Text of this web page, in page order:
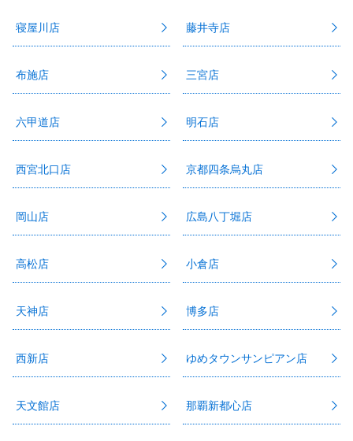
寝屋川店 藤井寺店
布施店 三宮店
六甲道店 明石店
西宮北口店 京都四条烏丸店
岡山店 広島八丁堀店
高松店 小倉店
天神店 博多店
西新店 ゆめタウンサンピアン店
天文館店 那覇新都心店